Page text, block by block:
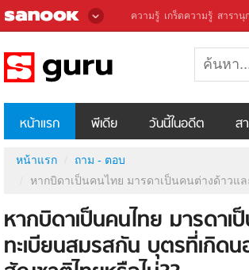
ความรู้ เกร็ดความรู้ สารานุ
หน้าแรก พีเดีย วันนี้ในอดีต ส
หน้าแรก
ถาม - ตอบ
หากบิดาเป็นคนไทย มารดาเป็นคนต่างด้าวแ
หากบิดาเป็นคนไทย มารดาเ
ทะเบียนสมรสกัน บุตรที่เกิด